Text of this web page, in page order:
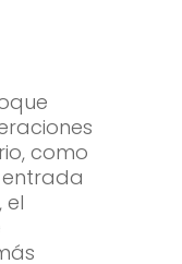
como
el